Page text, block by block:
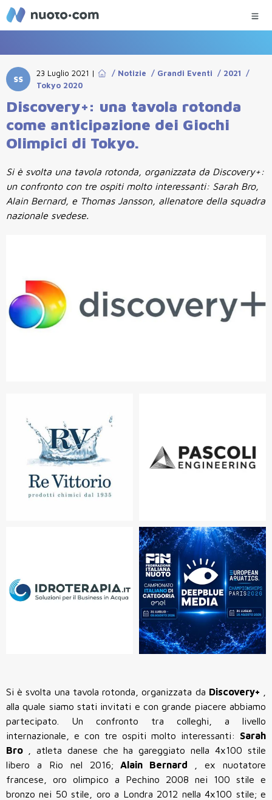
SS
23 Luglio 2021 | / Notizie / Grandi Eventi / 2021 /
Tokyo 2020
Discovery+: una tavola rotonda
come anticipazione dei Giochi
Olimpici di Tokyo.
Si è svolta una tavola rotonda, organizzata da Discovery+:
un confronto con tre ospiti molto interessanti: Sarah Bro,
Alain Bernard, e Thomas Jansson, allenatore della squadra
nazionale svedese.
Si è svolta una tavola rotonda, organizzata da Discovery+
alla quale siamo stati invitati e con grande piacere abbiamo
partecipato. Un confronto tra colleghi, a livello
internazionale, e con tre ospiti molto interessanti: Sarah
Bro
, atleta danese che ha gareggiato nella 4x100 stile
libero a Rio nel 2016;Alain Bernard
, ex nuotatore
francese, oro olimpico a Pechino 2008 nei 100 stile e
bronzo nei 50 stile, oro a Londra 2012 nella 4x100 stile; e